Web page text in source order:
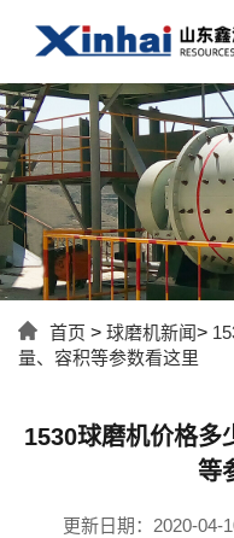
首页 > 球磨机新闻>
量、容积等参数看这里
1530球磨机价格多
等
更新日期：2020-04-